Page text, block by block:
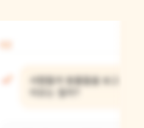
사람들이 동물들을 보고 놀란